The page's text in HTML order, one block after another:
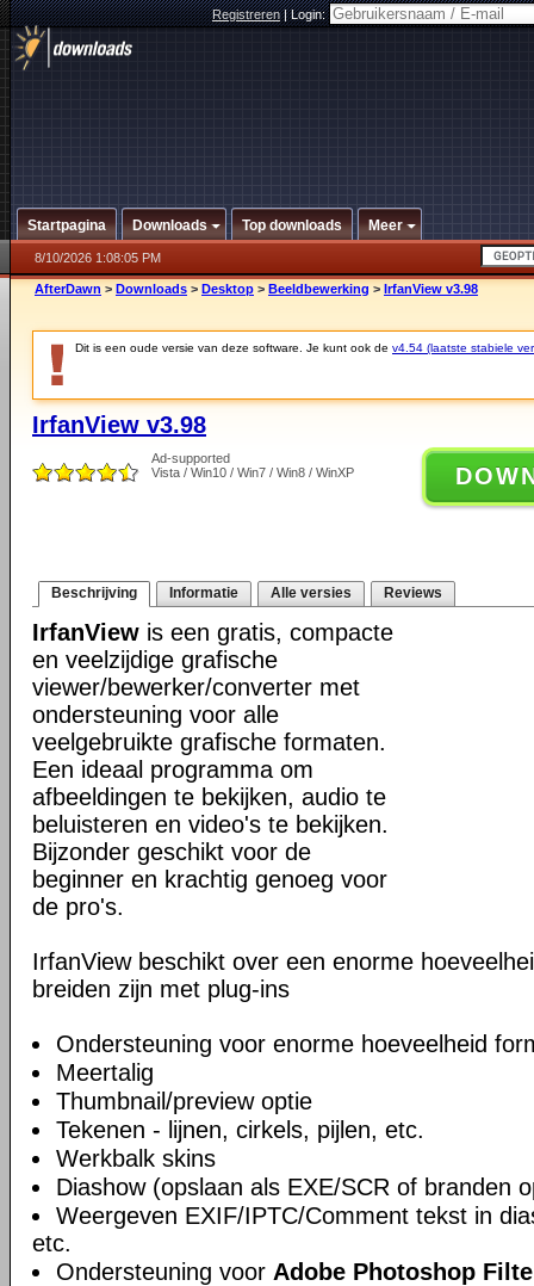
Registreren|Login:
Startpagina Downloads Top downloads Meer
8/10/2026 1:08:05 PM
AfterDawn > Downloads > Desktop > Beeldbewerking > IrfanView v3.98
Dit is een oude versie van deze software. Je kunt ook de v4.54 (laatste stabiele
IrfanView v3.98
Ad-supported
Vista / Win10 / Win7 / Win8 / WinXP
Beschrijving Informatie Alle versies Reviews
IrfanView is een gratis, compacte
en veelzijdige grafische
viewer/bewerker/converter met
ondersteuning voor alle
veelgebruikte grafische formaten.
Een ideaal programma om
afbeeldingen te bekijken, audio te
beluisteren en video's te bekijken.
Bijzonder geschikt voor de
beginner en krachtig genoeg voor
de pro's.
IrfanView beschikt over een enorme
breiden zijn met plug-ins
Ondersteuning voor enorme hoeveelheid
Meertalig
Thumbnail/preview optie
Tekenen - lijnen, cirkels, pijlen, etc.
Werkbalk skins
Diashow (opslaan als EXE/SCR of branden
Weergeven EXIF/IPTC/Comment tekst in
etc.
Ondersteuning voor Adobe Photoshop